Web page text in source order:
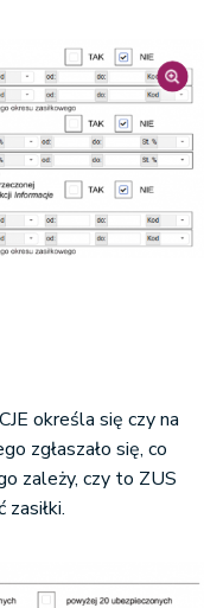
określa się czy na
zgłaszało się, co
zależy, czy to ZUS
zasiłki.